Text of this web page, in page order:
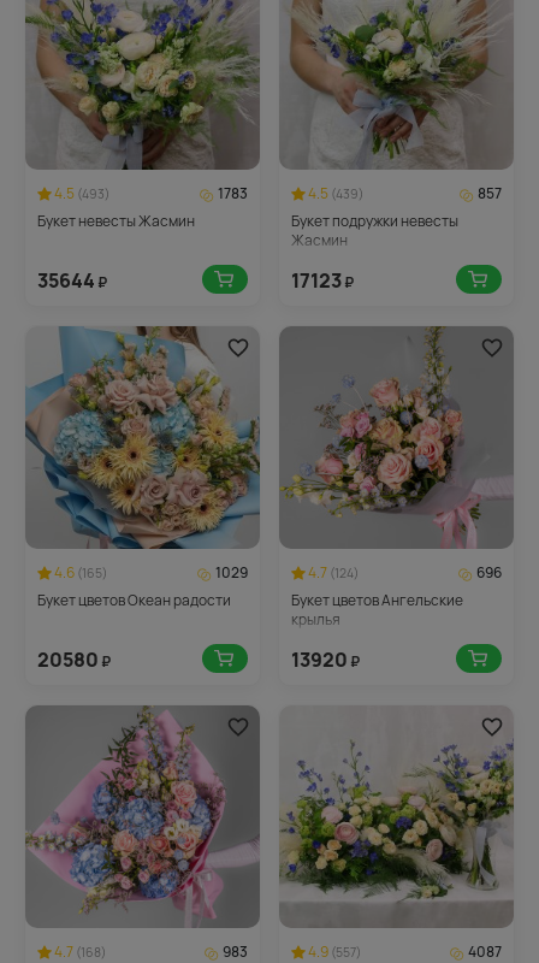
4.5 (493)
1783
Букет невесты Жасмин
35644 ₽
4.5 (439)
857
Букет подружки невесты
Жасмин
17123₽
4.6 (165)
1029
Букет цветов Океан радости
20580 ₽
4.7 (124)
696
Букет цветов Ангельские
крылья
13920 ₽
4.7 (168)
983
4.9 (557)
4087